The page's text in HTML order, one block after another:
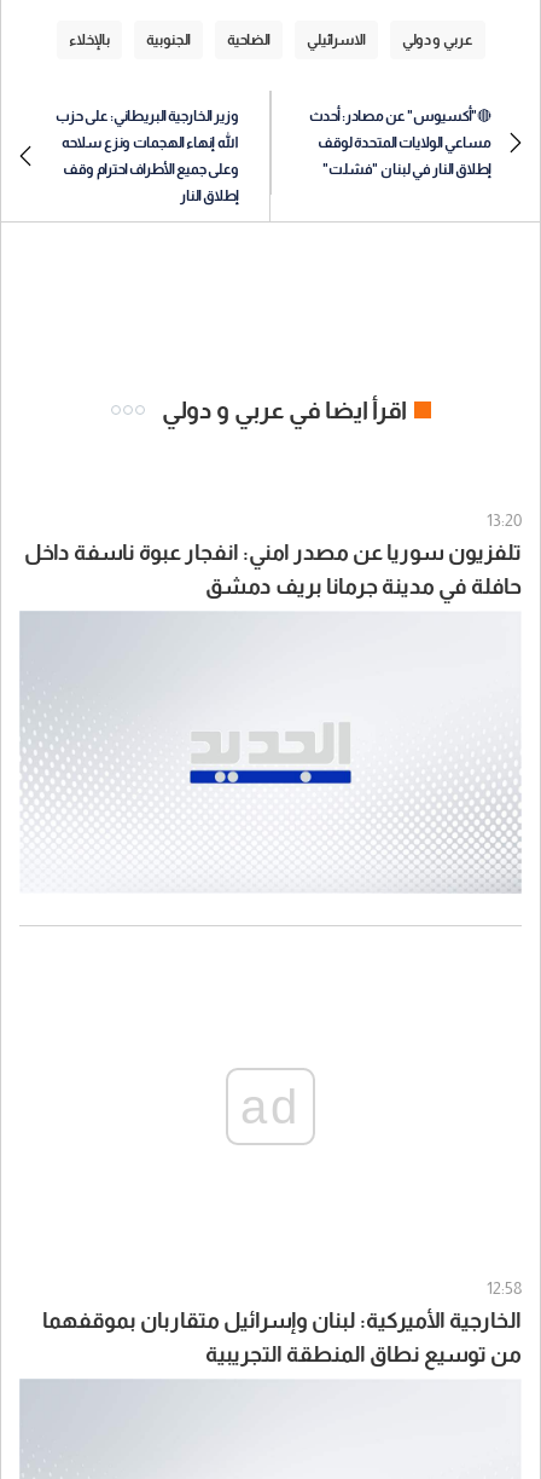
عربي و دولي الاسرائيلي الضاحية الجنوبية بالإخلاء
🔴"أكسيوس" عن مصادر: أحدث
مساعي الولايات المتحدة لوقف
إطلاق النار في لبنان "فشلت"
وزير الخارجية البريطاني: على حزب
الله إنهاء الهجمات ونزع سلاحه
وعلى جميع الأطراف احترام وقف
إطلاق النار
اقرأ ايضا في عربي و دولي
13:20
تلفزيون سوريا عن مصدر امني: انفجار عبوة ناسفة داخل
حافلة في مدينة جرمانا بريف دمشق
ad
12:58
‏الخارجية الأميركية: لبنان وإسرائيل متقاربان بموقفهما
من توسيع نطاق المنطقة التجريبية